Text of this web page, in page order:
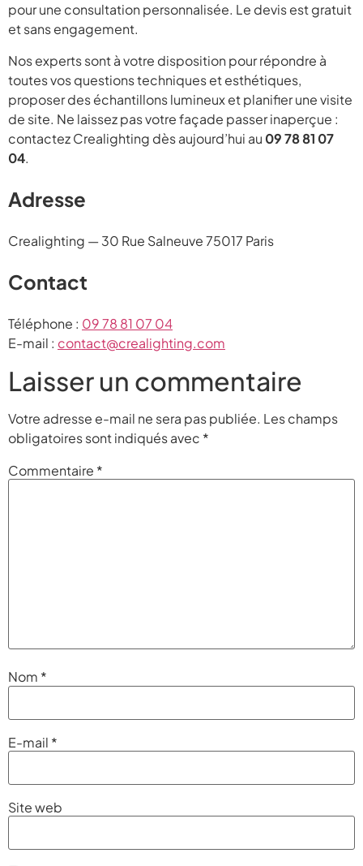
pour une consultation personnalisée. Le devis est gratuit
et sans engagement.
Nos experts sont à votre disposition pour répondre à
toutes vos questions techniques et esthétiques,
proposer des échantillons lumineux et planifier une visite
de site. Ne laissez pas votre façade passer inaperçue :
contactez Crealighting dès aujourd’hui au 09 78 81 07
04.
Adresse
Crealighting — 30 Rue Salneuve 75017 Paris
Contact
Téléphone : 09 78 81 07 04
E-mail : contact@crealighting.com
Laisser un commentaire
Votre adresse e-mail ne sera pas publiée. Les champs
obligatoires sont indiqués avec *
Commentaire *
Nom *
E-mail *
Site web